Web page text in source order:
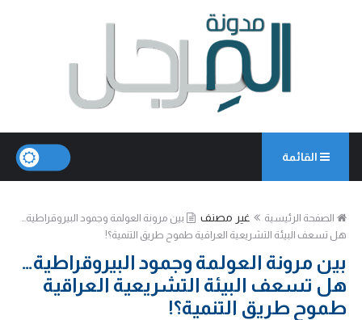
القائمة
الصفحة الرئيسية غير مصنف
بين مرونة العولمة وجمود البيروقراطية…
هل تسعف البيئة التشريعية العراقية طموح طريق التنمية؟!
بين مرونة العولمة وجمود البيروقراطية…
هل تسعف البيئة التشريعية العراقية
طموح طريق التنمية؟!